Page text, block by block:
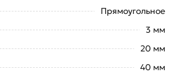
Прямоугольное
3 мм
20 мм
40 мм